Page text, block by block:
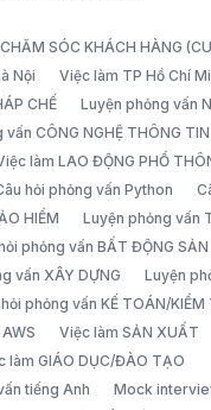
SÓC KHÁCH HÀNG
Nội
Việc làm TP Hồ Chí
CHẾ
Luyện phỏng vấn
vấn CÔNG NGHỆ THÔNG TIN
làm LAO ĐỘNG PHỔ
hỏi phỏng vấn Python
HIỂM
Luyện phỏng vấn
phỏng vấn BẤT ĐỘNG SẢN
vấn XÂY DỰNG
Luyện
phỏng vấn KẾ TOÁN/
Việc làm SẢN XUẤT
làm GIÁO DỤC/ĐÀO TẠO
tiếng Anh
Mock